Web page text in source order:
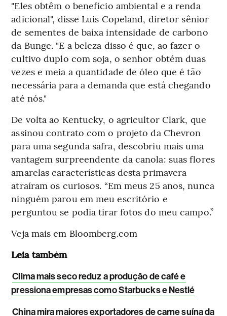
"Eles obtêm o benefício ambiental e a renda
adicional", disse Luis Copeland, diretor sênior
de sementes de baixa intensidade de carbono
da Bunge. "E a beleza disso é que, ao fazer o
cultivo duplo com soja, o senhor obtém duas
vezes e meia a quantidade de óleo que é tão
necessária para a demanda que está chegando
até nós."
De volta ao Kentucky, o agricultor Clark, que
assinou contrato com o projeto da Chevron
para uma segunda safra, descobriu mais uma
vantagem surpreendente da canola: suas flores
amarelas características desta primavera
atraíram os curiosos. “Em meus 25 anos, nunca
ninguém parou em meu escritório e
perguntou se podia tirar fotos do meu campo.”
Veja mais em Bloomberg.com
Leia também
Clima mais seco reduz a produção de café e
pressiona empresas como Starbucks e Nestlé
China mira maiores exportadores de carne suína da